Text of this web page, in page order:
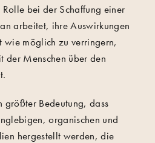
bei der Schaffung einer
arbeitet, ihre Auswirkungen
möglich zu verringern,
der Menschen über den
größter Bedeutung, dass
organischen und
hergestellt werden, die